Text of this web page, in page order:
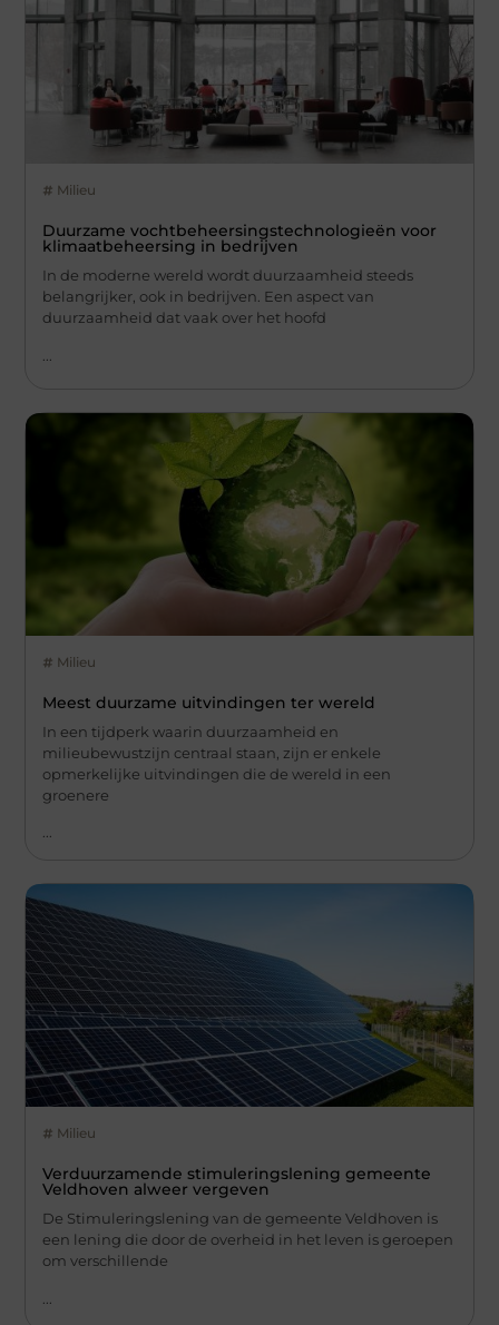
Milieu
Duurzame vochtbeheersingstechnologieën voor
klimaatbeheersing in bedrijven
In de moderne wereld wordt duurzaamheid steeds
belangrijker, ook in bedrijven. Een aspect van
duurzaamheid dat vaak over het hoofd
Milieu
Meest duurzame uitvindingen ter wereld
In een tijdperk waarin duurzaamheid en
milieubewustzijn centraal staan, zijn er enkele
opmerkelijke uitvindingen die de wereld in een
groenere
Milieu
Verduurzamende stimuleringslening gemeente
Veldhoven alweer vergeven
De Stimuleringslening van de gemeente Veldhoven is
een lening die door de overheid in het leven is geroepen
om verschillende